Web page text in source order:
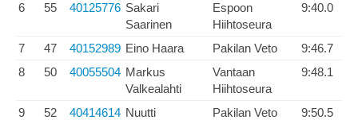
6
55 40125776 Sakari
Saarinen
Espoon
Hiihtoseura
9:40.0
7 47 40152989 Eino Haara Pakilan Veto
9:46.7
8
50 40055504 Markus
Valkealahti
Vantaan
Hiihtoseura
9:48.1
9 52 40414614 Nuutti
Pakilan Veto 9:50.5